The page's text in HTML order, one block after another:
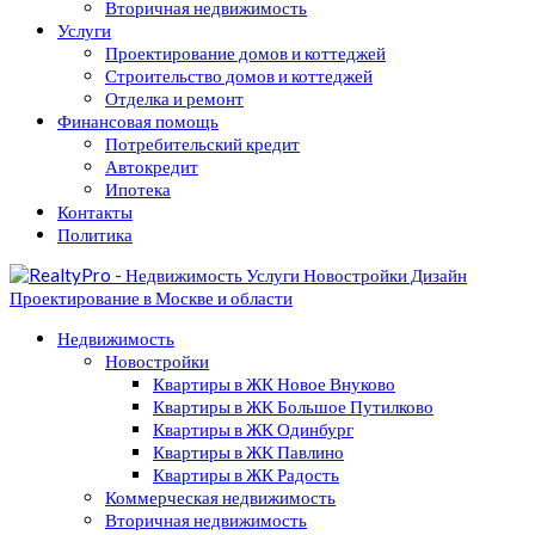
Вторичная недвижимость
Услуги
Проектирование домов и коттеджей
Строительство домов и коттеджей
Отделка и ремонт
Финансовая помощь
Потребительский кредит
Автокредит
Ипотека
Контакты
Политика
Недвижимость
Новостройки
Квартиры в ЖК Новое Внуково
Квартиры в ЖК Большое Путилково
Квартиры в ЖК Одинбург
Квартиры в ЖК Павлино
Квартиры в ЖК Радость
Коммерческая недвижимость
Вторичная недвижимость